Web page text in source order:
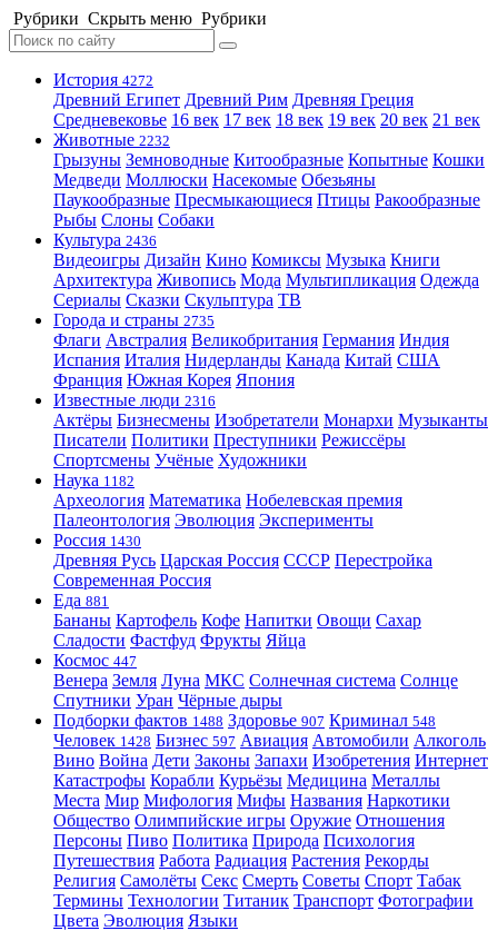
Рубрики Скрыть меню Рубрики
История 4272
Древний Египет Древний Рим Древняя Греция
Средневековье 16 век 17 век 18 век 19 век 20 век 21 век
Животные 2232
Грызуны Земноводные Китообразные Копытные Кошки
Медведи Моллюски Насекомые Обезьяны
Паукообразные Пресмыкающиеся Птицы Ракообразные
Рыбы Слоны Собаки
Культура 2436
Видеоигры Дизайн Кино Комиксы Музыка Книги
Архитектура Живопись Мода Мультипликация Одежда
Сериалы Сказки Скульптура ТВ
Города и страны 2735
Флаги Австралия Великобритания Германия Индия
Испания Италия Нидерланды Канада Китай США
Франция Южная Корея Япония
Известные люди 2316
Актёры Бизнесмены Изобретатели Монархи Музыканты
Писатели Политики Преступники Режиссёры
Спортсмены Учёные Художники
Наука 1182
Археология Математика Нобелевская премия
Палеонтология Эволюция Эксперименты
Россия 1430
Древняя Русь Царская Россия СССР Перестройка
Современная Россия
Еда 881
Бананы Картофель Кофе Напитки Овощи Сахар
Сладости Фастфуд Фрукты Яйца
Космос 447
Венера Земля Луна МКС Солнечная система Солнце
Спутники Уран Чёрные дыры
Подборки фактов 1488 Здоровье 907 Криминал 548
Человек 1428 Бизнес 597 Авиация Автомобили Алкоголь
Вино Война Дети Законы Запахи Изобретения Интернет
Катастрофы Корабли Курьёзы Медицина Металлы
Места Мир Мифология Мифы Названия Наркотики
Общество Олимпийские игры Оружие Отношения
Персоны Пиво Политика Природа Психология
Путешествия Работа Радиация Растения Рекорды
Религия Самолёты Секс Смерть Советы Спорт Табак
Термины Технологии Титаник Транспорт Фотографии
Цвета Эволюция Языки